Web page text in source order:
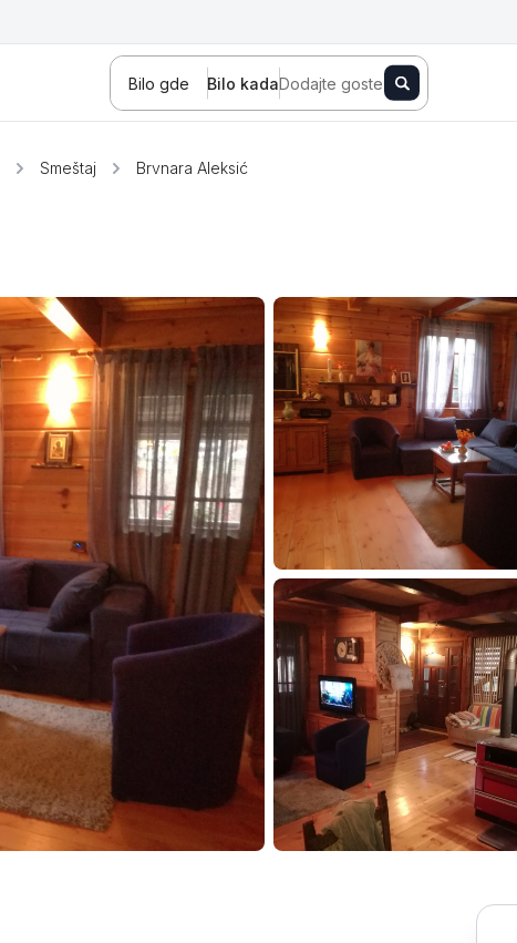
Bilo gde Bilo kadaDodajte goste
Banja Koviljača Sokobanja Fruška gora
Tara Stara planina Banja Vrujci
Kragujevac Ždrelo Golubac
Bajina Bašta Kraljevo Jagodina
Subotica Nova Varoš Valjevo
Uvac Kruševac Pirot
Novi Pazar Zrenjanin Vršac
Gornji Milanovac Raška Leskovac
Bor Senta
Požega
Sremska
Mitrovica
Ljubovija
Topola Bela Crkva Negotin
Smeštaj Brvnara Aleksić